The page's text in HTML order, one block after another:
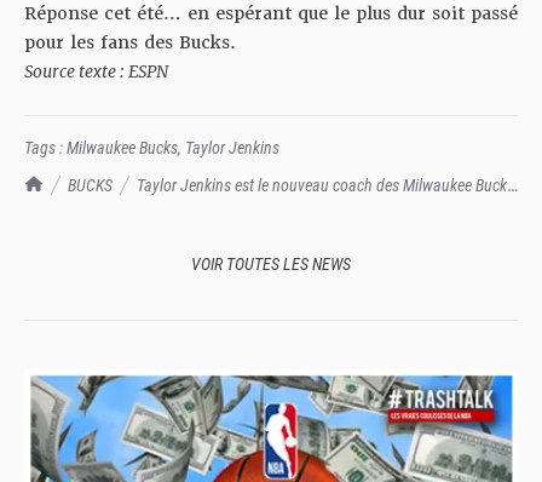
TrashTalk Actu NBA
BUCKS
Taylor Jenkins est le nouveau coach des Milwaukee Bucks
Réponse cet été… en espérant que le plus dur soit passé
pour les fans des Bucks.
Source texte : ESPN
Tags :Milwaukee Bucks, Taylor Jenkins
VOIR TOUTES LES NEWS